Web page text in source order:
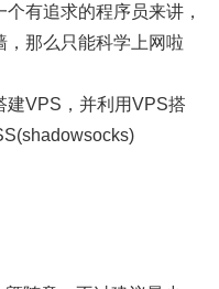
有追求的程序员来讲，
，那么只能科学上网啦
建VPS，并利用VPS搭